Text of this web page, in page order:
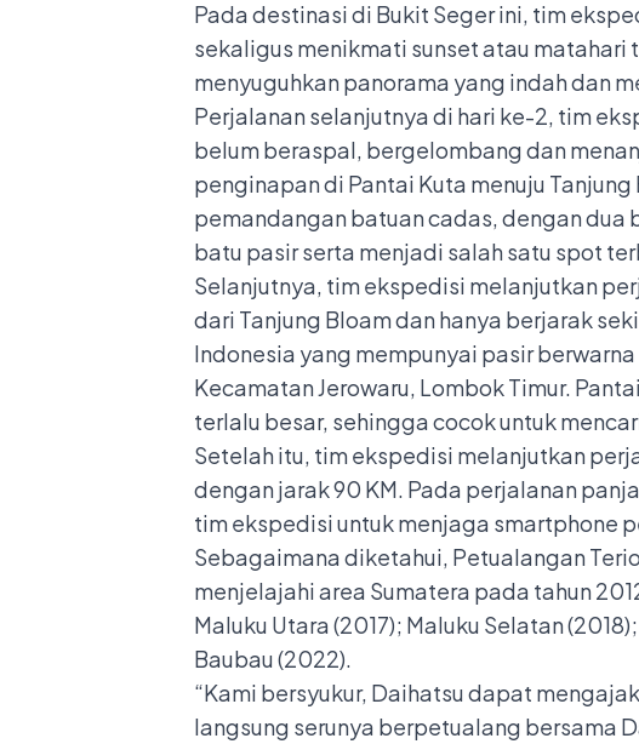
Pada destinasi di Bukit Seger ini, tim
sekaligus menikmati sunset atau
menyuguhkan panorama yang indah dan
Perjalanan selanjutnya di hari ke-2, tim
belum beraspal, bergelombang dan
penginapan di Pantai Kuta menuju
pemandangan batuan cadas, dengan
batu pasir serta menjadi salah satu spot
Selanjutnya, tim ekspedisi melanjutkan
dari Tanjung Bloam dan hanya berjarak
Indonesia yang mempunyai pasir
Kecamatan Jerowaru, Lombok Timur.
terlalu besar, sehingga cocok untuk
Setelah itu, tim ekspedisi melanjutkan
dengan jarak 90 KM. Pada perjalanan
tim ekspedisi untuk menjaga smartphone
Sebagaimana diketahui, Petualangan
menjelajahi area Sumatera pada tahun
Maluku Utara (2017); Maluku Selatan
Baubau (2022).
“Kami bersyukur, Daihatsu dapat
langsung serunya berpetualang bersama